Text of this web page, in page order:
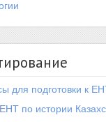
для подготовки к
по истории